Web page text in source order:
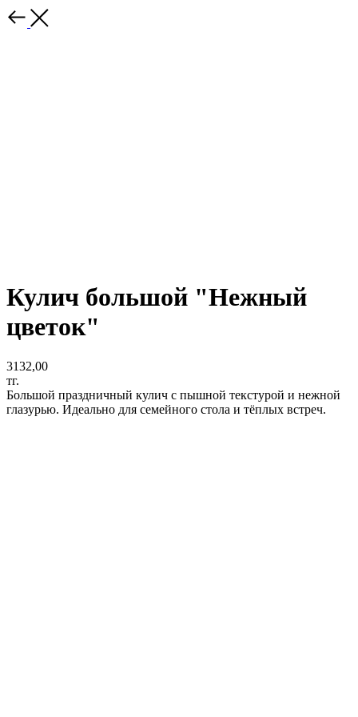
Кулич большой "Нежный
цветок"
3132,00
тг.
Большой праздничный кулич с пышной текстурой и нежной
глазурью. Идеально для семейного стола и тёплых встреч.